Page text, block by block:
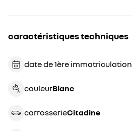
caractéristiques techniques
date de 1ère immatriculation
couleur blanc
carrosserie citadine